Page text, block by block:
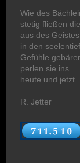
Wie des
stetig fließen
aus des
in den
Gefühle
perlen sie ins
heute und jetzt.
R. Jetter